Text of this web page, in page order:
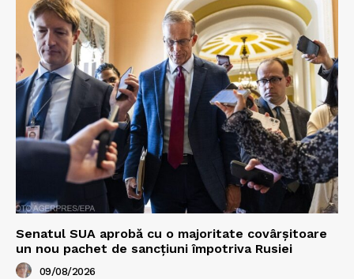
Senatul SUA aprobă cu o majoritate covârșitoare
un nou pachet de sancțiuni împotriva Rusiei
09/08/2026